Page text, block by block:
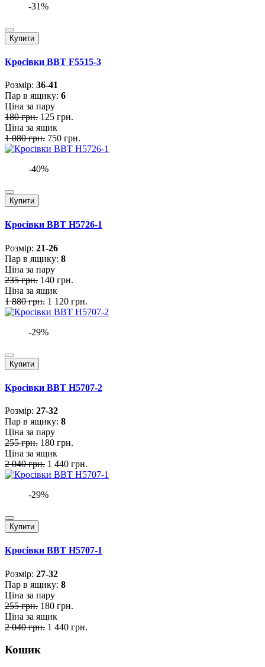
-31%
Купити
Кросівки BBT F5515-3
Розмiр: 36-41
Пар в ящику: 6
Ціна за пару
180 грн. 125 грн.
Ціна за ящик
1 080 грн. 750 грн.
-40%
Купити
Кросівки BBT H5726-1
Розмiр: 21-26
Пар в ящику: 8
Ціна за пару
235 грн. 140 грн.
Ціна за ящик
1 880 грн. 1 120 грн.
-29%
Купити
Кросівки BBT H5707-2
Розмiр: 27-32
Пар в ящику: 8
Ціна за пару
255 грн. 180 грн.
Ціна за ящик
2 040 грн. 1 440 грн.
-29%
Купити
Кросівки BBT H5707-1
Розмiр: 27-32
Пар в ящику: 8
Ціна за пару
255 грн. 180 грн.
Ціна за ящик
2 040 грн. 1 440 грн.
Кошик